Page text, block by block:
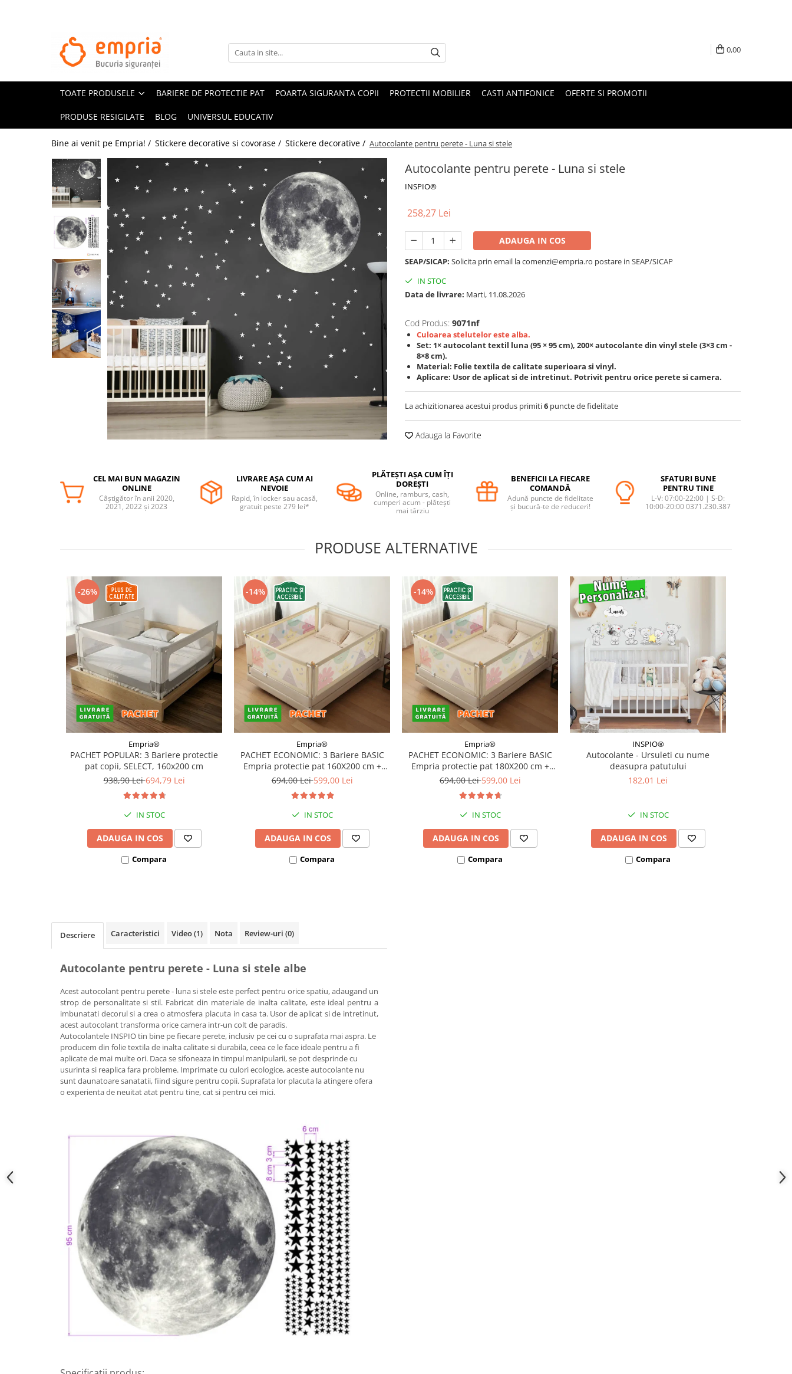
TOATE PRODUSELE
Oferte Protectii Laterale Pat
Bariere protectie pentru pat
Aparatori laterale patut bebe
Protectie colturi mobila copii
Sigurante pentru sertare si usi
Sigurante geamuri si usi glisante
Kituri de siguranta pentru copii si
Protectii utile
Poarta siguranta copii
Deflectoare pentru aer conditionat
Protectii exterior
Casti antifonice pentru copii si
Echipament protectie bicicleta si
Palarii protectie UV
Accesorii plaja
Tarcuri copii / bebelusi
Ingrijire bebe si mama
Igiena si ingrijire bebelusi
Accesorii bebelusi / nou-nascuti
Perne si saltele bebelusi
Diversificare bebelusi
Baia bebelusului
Jucarii copii si jocuri educative
Ingrijire adulti
Propuneri Cadou
Produse Sub 50 Lei
0,00
TOATE PRODUSELE BARIERE DE PROTECTIE PAT POARTA SIGURANTA COPII PROTECTII MOBILIER CASTI ANTIFONICE OFERTE SI PROMOTII
PRODUSE RESIGILATE BLOG UNIVERSUL EDUCATIV
Bine ai venit pe Empria! / Stickere decorative si covorase / Stickere decorative / Autocolante pentru perete - Luna si stele
Autocolante pentru perete - Luna si stele
INSPIO®
258,27 Lei
ADAUGA IN COS
SEAP/SICAP: Solicita prin email la comenzi@empria.ro postare in SEAP/SICAP
IN STOC
Data de livrare: Marti, 11.08.2026
Cod Produs: 9071nf
Culoarea stelutelor este alba.
Set: 1× autocolant textil luna (95 × 95 cm), 200× autocolante din vinyl stele (3×3 cm -
8×8 cm).
Material: Folie textila de calitate superioara si vinyl.
Aplicare: Usor de aplicat si de intretinut. Potrivit pentru orice perete si camera.
La achizitionarea acestui produs primiti6 puncte de fidelitate
Adauga la Favorite
CEL MAI BUN MAGAZIN
ONLINE
Câștigător în anii 2020,
2021, 2022 și 2023
LIVRARE AȘA CUM AI
NEVOIE
Rapid, în locker sau acasă,
gratuit peste 279 lei*
PLĂTEȘTI AȘA CUM ÎȚI
DOREȘTI
Online, ramburs, cash,
cumperi acum - plătești
mai târziu
BENEFICII LA FIECARE
COMANDĂ
Adună puncte de fidelitate
și bucură-te de reduceri!
SFATURI BUNE
PENTRU TINE
L-V: 07:00-22:00 | S-D:
10:00-20:00 0371.230.387
PRODUSE ALTERNATIVE
-26%
Empria®
PACHET POPULAR: 3 Bariere protectie
pat copii, SELECT, 160x200 cm
938,90 Lei694,79 Lei
IN STOC
ADAUGA IN COS
Compara
-14%
Empria®
PACHET ECONOMIC: 3 Bariere BASIC
Empria protectie pat 160X200 cm +
bara stabilizatoare
694,00 Lei599,00 Lei
IN STOC
ADAUGA IN COS
Compara
-14%
Empria®
PACHET ECONOMIC: 3 Bariere BASIC
Empria protectie pat 180X200 cm +
bara stabilizatoare
694,00 Lei599,00 Lei
IN STOC
ADAUGA IN COS
Compara
INSPIO®
Autocolante - Ursuleti cu nume
deasupra patutului
182,01 Lei
IN STOC
ADAUGA IN COS
Compara
Descriere Caracteristici Video(1) Nota Review-uri (0)
Autocolante pentru perete - Luna si stele albe
Acest autocolant pentru perete - luna si stele este perfect pentru orice spatiu, adaugand un
strop de personalitate si stil. Fabricat din materiale de inalta calitate, este ideal pentru a
imbunatati decorul si a crea o atmosfera placuta in casa ta. Usor de aplicat si de intretinut,
acest autocolant transforma orice camera intr-un colt de paradis.
Autocolantele INSPIO tin bine pe fiecare perete, inclusiv pe cei cu o suprafata mai aspra. Le
producem din folie textila de inalta calitate si durabila, ceea ce le face ideale pentru a fi
aplicate de mai multe ori. Daca se sifoneaza in timpul manipularii, se pot desprinde cu
usurinta si reaplica fara probleme. Imprimate cu culori ecologice, aceste autocolante nu
sunt daunatoare sanatatii, fiind sigure pentru copii. Suprafata lor placuta la atingere ofera
o experienta de neuitat atat pentru tine, cat si pentru cei mici.